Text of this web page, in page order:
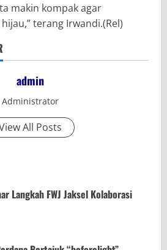
makin kompak agar
terang Irwandi.(Rel)
admin
Administrator
All Posts
Langkah FWJ Jaksel Kolaborasi